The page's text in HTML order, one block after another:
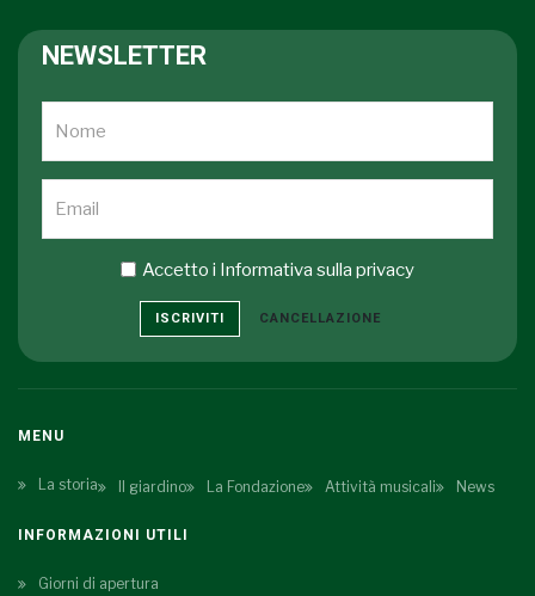
NEWSLETTER
Accetto i Informativa sulla privacy
ISCRIVITI CANCELLAZIONE
MENU
La storia Il giardino La Fondazione Attività musicali News
INFORMAZIONI UTILI
Giorni di apertura